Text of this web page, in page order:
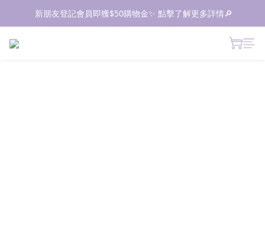
📦所有現貨商品1-2日內發貨｜預售商品7-10日內發貨
新朋友登記會員即獲$50購物金✨ 點擊了解更多詳情🔎
📦所有現貨商品1-2日內發貨｜預售商品7-10日內發貨